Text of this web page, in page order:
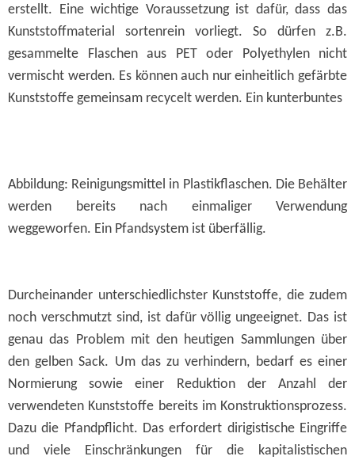
erstellt. Eine wichtige Voraussetzung ist dafür, dass das
Kunststoffmaterial sortenrein vorliegt. So dürfen z.B.
gesammelte Flaschen aus PET oder Polyethylen nicht
vermischt werden. Es können auch nur einheitlich gefärbte
Kunststoffe gemeinsam recycelt werden. Ein kunterbuntes
Abbildung: Reinigungsmittel in Plastikflaschen. Die Behälter
werden bereits nach einmaliger Verwendung
weggeworfen. Ein Pfandsystem ist überfällig.
Durcheinander unterschiedlichster Kunststoffe, die zudem
noch verschmutzt sind, ist dafür völlig ungeeignet. Das ist
genau das Problem mit den heutigen Sammlungen über
den gelben Sack. Um das zu verhindern, bedarf es einer
Normierung sowie einer Reduktion der Anzahl der
verwendeten Kunststoffe bereits im Konstruktionsprozess.
Dazu die Pfandpflicht. Das erfordert dirigistische Eingriffe
und viele Einschränkungen für die kapitalistischen